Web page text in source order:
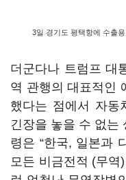
3일 경기도 평택항에 수출
더군다나 트럼프 대
역 관행의 대표적인
했다는 점에서 자동
긴장을 놓을 수 없는
령은 “한국, 일본과
모든 비금전적 (무역)